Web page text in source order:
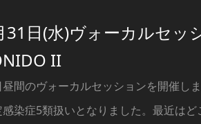
31日(水)ヴォーカルセッ
II
間のヴォーカルセッションを開催し
感染症5類扱いとなりました。最近は